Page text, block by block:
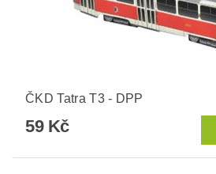
ČKD Tatra T3 - DPP
59 Kč